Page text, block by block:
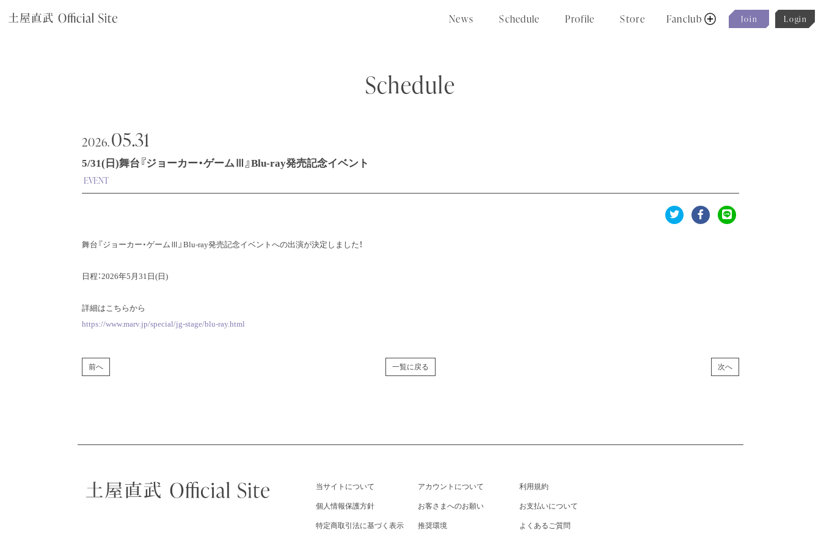
News Schedule Profile Store Fanclub Join Login
Schedule
2026.05.31
5/31(日)舞台『ジョーカー・ゲームⅢ』Blu-ray発売記念イベント
EVENT
舞台『ジョーカー・ゲームⅢ』Blu-ray発売記念イベントへの出演が決定しました！
日程：2026年5月31日(日)
詳細はこちらから
https://www.marv.jp/special/jg-stage/blu-ray.html
前へ 一覧に戻る 次へ
当サイトについて アカウントについて 利用規約
個人情報保護方針 お客さまへのお願い お支払いについて
特定商取引法に基づく表示 推奨環境 よくあるご質問